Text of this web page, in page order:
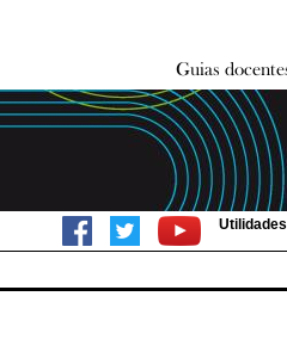
Utilidades